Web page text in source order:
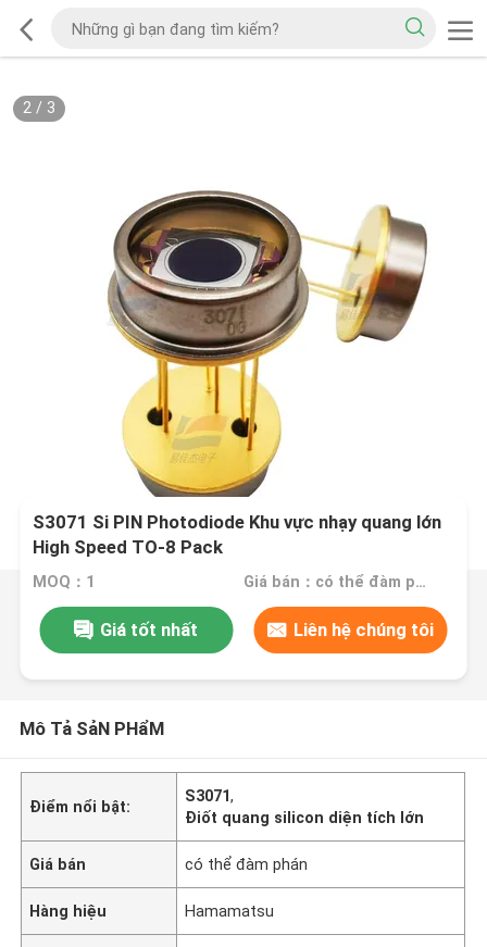
2/ 3
S3071 Si PIN Photodiode Khu vực nhạy quang lớn
High Speed TO-8 Pack
MOQ：1 Giá bán：có thể đàm phán
Giá tốt nhất Liên hệ chúng tôi
Mô Tả SảN PHẩM
Điểm nổi bật:
S3071,
Điốt quang silicon diện tích lớn
Giá bán có thể đàm phán
Hàng hiệu Hamamatsu